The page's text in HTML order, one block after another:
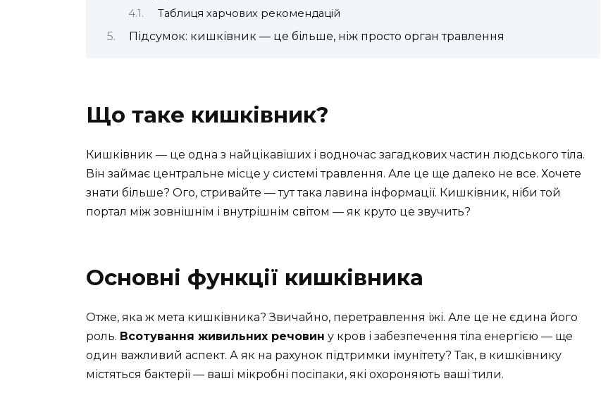
Таблиця харчових рекомендацій
Підсумок: кишківник — це більше, ніж просто орган травлення
Що таке кишківник?
Кишківник — це одна з найцікавіших і водночас загадкових частин людського тіла.
Він займає центральне місце у системі травлення. Але це ще далеко не все. Хочете
знати більше? Ого, стривайте — тут така лавина інформації. Кишківник, ніби той
портал між зовнішнім і внутрішнім світом — як круто це звучить?
Основні функції кишківника
Отже, яка ж мета кишківника? Звичайно, перетравлення їжі. Але це не єдина його
роль. Всотування живильних речовин у кров і забезпечення тіла енергією — ще
один важливий аспект. А як на рахунок підтримки імунітету? Так, в кишківнику
містяться бактерії — ваші мікробні посіпаки, які охороняють ваші тили.